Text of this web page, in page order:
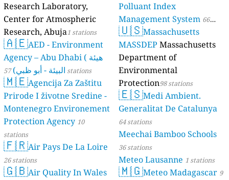
Research Laboratory,
Center for Atmospheric
Research, Abuja1 stations
🇦🇪AED - Environment
Agency – Abu Dhabi ( هيئة
البيئة - أبو ظبي) 57 stations
🇲🇪Agencija Za Zaštitu
Prirode I životne Sredine -
Montenegro Environement
Protection Agency 10
stations
🇫🇷Air Pays De La Loire
26 stations
🇬🇧Air Quality In Wales
Polluant Index
Management System 66
stations
🇺🇸Massachusetts
MASSDEP Massachusetts
Department of
Environmental
Protection98 stations
🇪🇸Medi Ambient.
Generalitat De Catalunya
64 stations
Meechai Bamboo Schools
36 stations
Meteo Lausanne 1 stations
🇲🇬Meteo Madagascar 9